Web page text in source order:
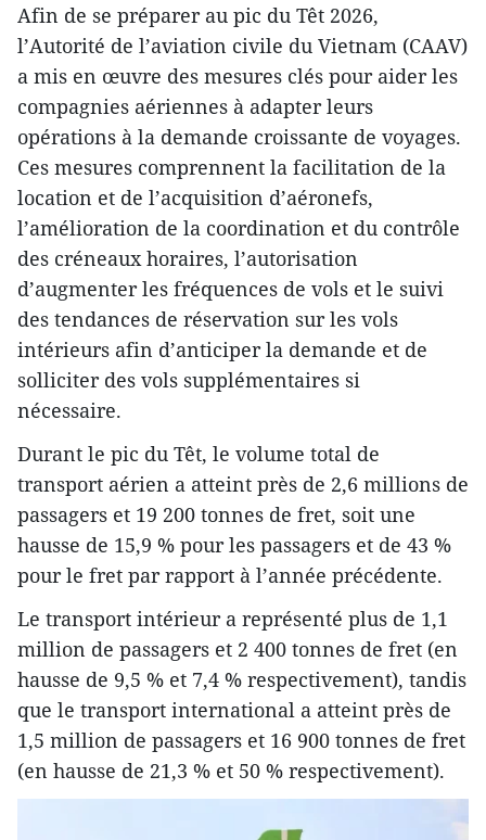
Afin de se préparer au pic du Têt 2026,
l’Autorité de l’aviation civile du Vietnam (CAAV)
a mis en œuvre des mesures clés pour aider les
compagnies aériennes à adapter leurs
opérations à la demande croissante de voyages.
Ces mesures comprennent la facilitation de la
location et de l’acquisition d’aéronefs,
l’amélioration de la coordination et du contrôle
des créneaux horaires, l’autorisation
d’augmenter les fréquences de vols et le suivi
des tendances de réservation sur les vols
intérieurs afin d’anticiper la demande et de
solliciter des vols supplémentaires si
nécessaire.
Durant le pic du Têt, le volume total de
transport aérien a atteint près de 2,6 millions de
passagers et 19 200 tonnes de fret, soit une
hausse de 15,9 % pour les passagers et de 43 %
pour le fret par rapport à l’année précédente.
Le transport intérieur a représenté plus de 1,1
million de passagers et 2 400 tonnes de fret (en
hausse de 9,5 % et 7,4 % respectivement), tandis
que le transport international a atteint près de
1,5 million de passagers et 16 900 tonnes de fret
(en hausse de 21,3 % et 50 % respectivement).